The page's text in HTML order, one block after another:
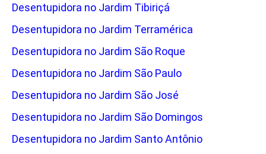
Desentupidora no Jardim Tibiriçá
Desentupidora no Jardim Terramérica
Desentupidora no Jardim São Roque
Desentupidora no Jardim São Paulo
Desentupidora no Jardim São José
Desentupidora no Jardim São Domingos
Desentupidora no Jardim Santo Antônio